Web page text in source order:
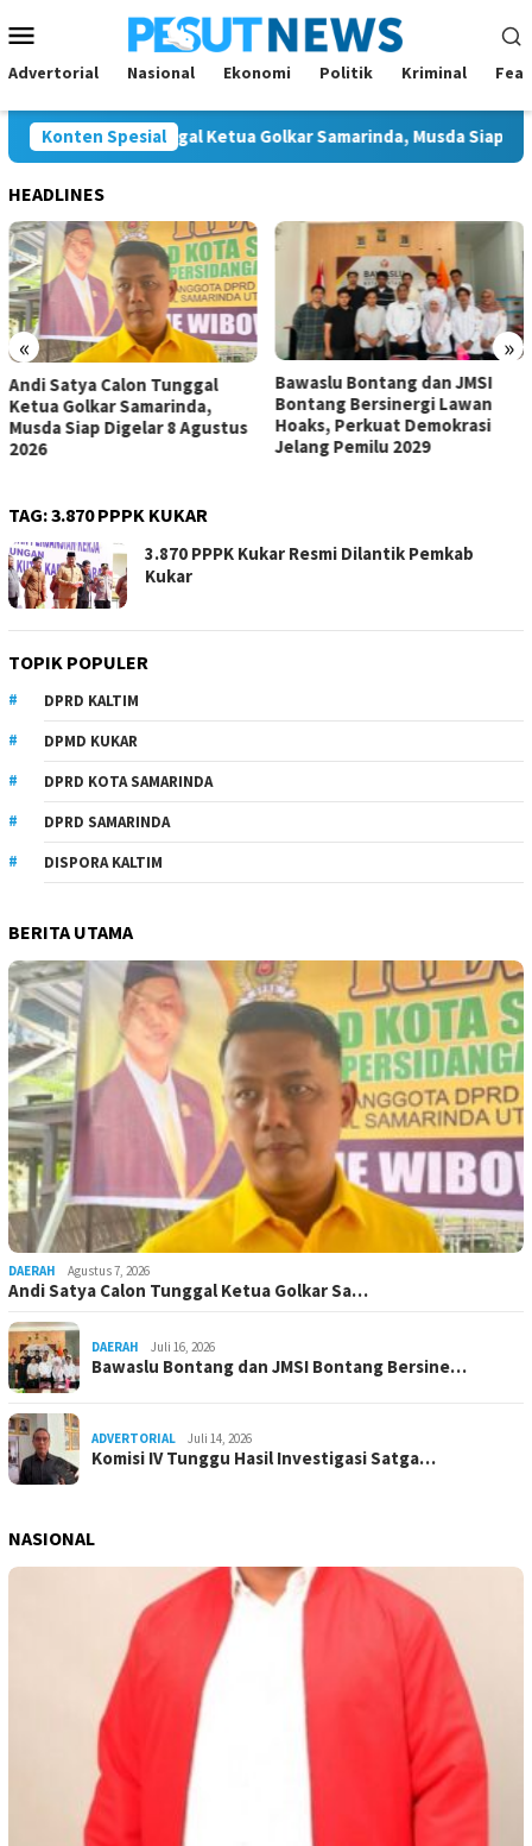
ke
kontenMobile
Advertorial Nasional Ekonomi Politik Kriminal
Konten Spesial
Calon Tunggal Ketua Golkar Samarinda, Musda Siap Digelar
HEADLINES
« »
Bawaslu Bontang dan JMSI
Bontang Bersinergi Lawan
Hoaks, Perkuat Demokrasi
Jelang Pemilu 2029
Komisi IV Tunggu Hasil
Investigasi Satgas soal
Dugaan Pelanggaran SPMB
TAG:3.870 PPPK KUKAR
3.870 PPPK Kukar Resmi Dilantik Pemkab
Kukar
TOPIK POPULER
DPRD KALTIM
DPMD KUKAR
DPRD KOTA SAMARINDA
DPRD SAMARINDA
DISPORA KALTIM
BERITA UTAMA
DAERAH Agustus 7, 2026
Andi Satya Calon Tunggal Ketua Golkar Sa…
DAERAH Juli 16, 2026
Bawaslu Bontang dan JMSI Bontang Bersine…
ADVERTORIAL Juli 14, 2026
Komisi IV Tunggu Hasil Investigasi Satga…
NASIONAL